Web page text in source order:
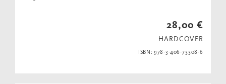
28,00 €
HARDCOVER
ISBN: 978-3-406-73308-6